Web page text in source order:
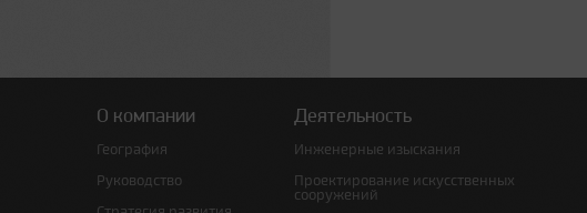
О компании
География
Руководство
Деятельность
Инженерные изыскания
Проектирование искусственных
сооружений